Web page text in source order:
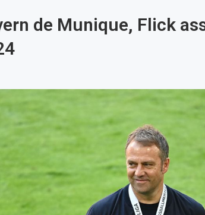
de Munique, Flick